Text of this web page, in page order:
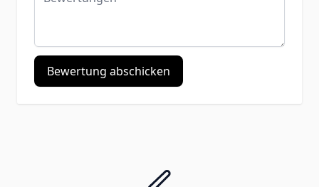
Bewertung abschicken